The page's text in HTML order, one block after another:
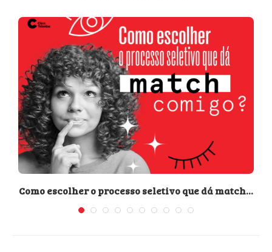
Como escolher o processo seletivo que dá match...